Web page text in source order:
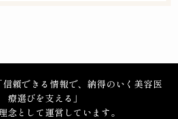
頼できる情報で、納得のいく美容医
療選びを支える」
念として運営しています。